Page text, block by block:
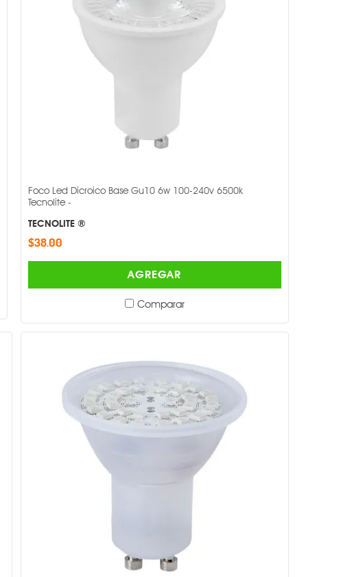
Foco Led Dicroico Base Gu10 6w 100-240v 6500k
Tecnolite -
TECNOLITE ®
$38.00
AGREGAR
Comparar